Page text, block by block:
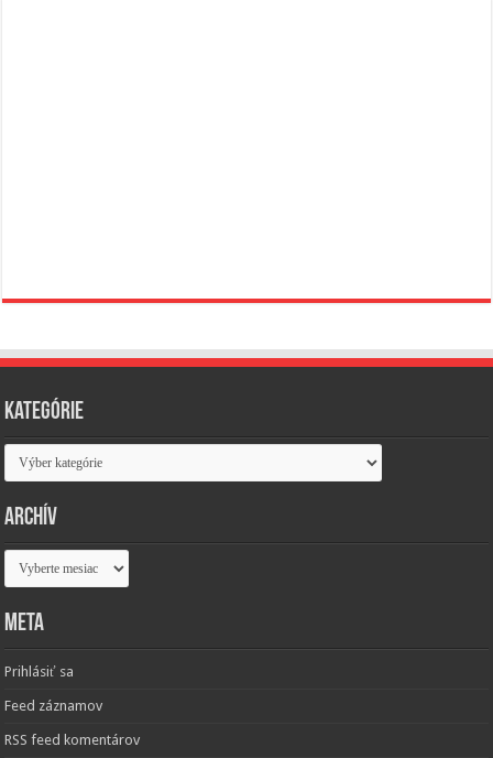
Kategórie
Kategórie
Archív
Archív
Meta
Prihlásiť sa
Feed záznamov
RSS feed komentárov